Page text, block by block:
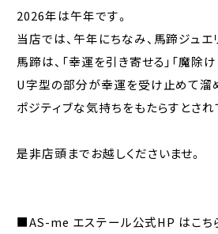
2026年は午年です。
当店では、午年にちなみ、馬蹄ジュ
馬蹄は、「幸運を引き寄せる」「魔除
U字型の部分が幸運を受け止めて溜
ポジティブな気持ちをもたらすとされ
是非店頭までお越しくださいませ。
■AS-me エステール公式HP はこち